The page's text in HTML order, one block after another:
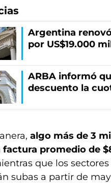
Argentina
por US$19.000
ARBA informó
descuento la
algo más de 3
factura promedio de
que los
subas a partir de